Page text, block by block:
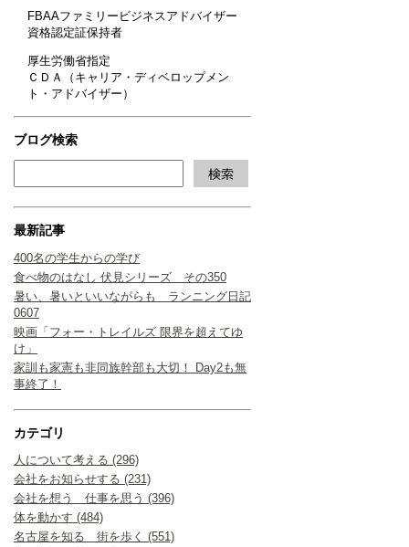
FBAAファミリービジネスアドバイザー
資格認定証保持者
厚生労働省指定
ＣＤＡ（キャリア・ディベロップメン
ト・アドバイザー）
ブログ検索
最新記事
400名の学生からの学び
食べ物のはなし 伏見シリーズ その350
暑い、暑いといいながらも ランニング日記
0607
映画「フォー・トレイルズ 限界を超えてゆ
け」
家訓も家憲も非同族幹部も大切！ Day2も無
事終了！
カテゴリ
人について考える (296)
会社をお知らせする (231)
会社を想う 仕事を思う (396)
体を動かす (484)
名古屋を知る 街を歩く (551)